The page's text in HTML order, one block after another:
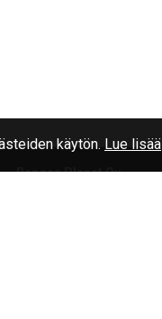
käytön. Lue lisää
Rengas Planet Oy